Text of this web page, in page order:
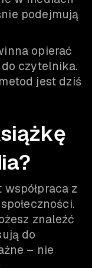
podejmują
opierać
czytelnika.
jest dziś
z
znaleźć
do
– nie